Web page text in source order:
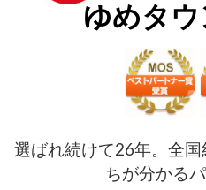
ゆめタ
選ばれ続けて26年。全
ちが分かる